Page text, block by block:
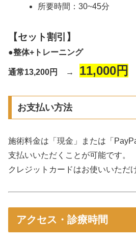
所要時間：30~45分
【セット割引】
●整体+トレーニング
通常13,200円 → 11,000円
お支払い方法
施術料金は「現金」または「
支払いいただくことが可能です。
クレジットカードはお使いいただ
アクセス・診療時間